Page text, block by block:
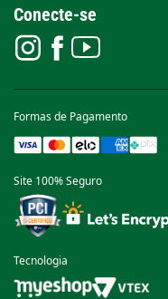
Conecte-se
Formas de Pagamento
Site 100% Seguro
Tecnologia